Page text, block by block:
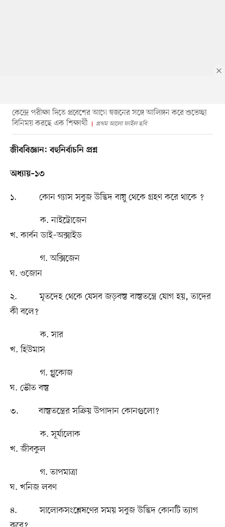
কেন্দ্রে পরীক্ষা দিতে প্রবেশের আগে স্বজনের সঙ্গে আলিঙ্গন করে শুভেচ্ছা
বিনিময় করছে এক শিক্ষার্থী
প্রথম আলো ফাইল ছবি
জীববিজ্ঞান: বহুনির্বাচনি প্রশ্ন
অধ্যায়–১৩
১. কোন গ্যাস সবুজ উদ্ভিদ বায়ু থেকে গ্রহণ করে থাকে ?
ক. নাইট্রোজেন
খ. কার্বন ডাই–অক্সাইড
গ. অক্সিজেন
ঘ. ওজোন
২. মৃতদেহ থেকে যেসব জড়বস্তু বাস্তুতন্ত্রে যোগ হয়, তাদের
কী বলে?
ক. সার
খ. হিউমাস
গ. গ্লুকোজ
ঘ. ভৌত বস্তু
৩. বাস্তুতন্ত্রের সক্রিয় উপাদান কোনগুলো?
ক. সূর্যালোক
খ. জীবকুল
গ. তাপমাত্রা
ঘ. খনিজ লবণ
৪. সালোকসংশ্লেষণের সময় সবুজ উদ্ভিদ কোনটি ত্যাগ